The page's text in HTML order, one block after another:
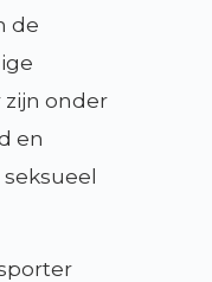
de
onder
en